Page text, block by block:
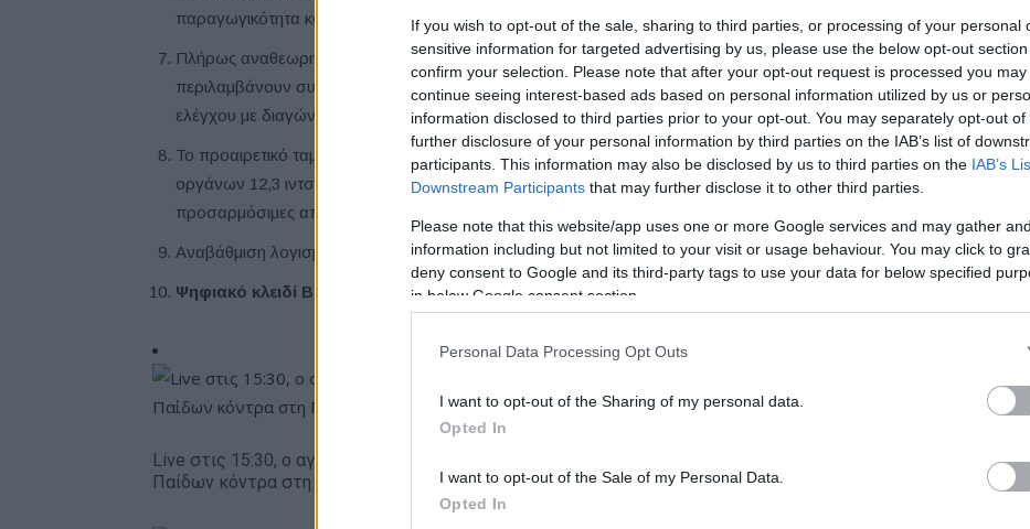
If you wish to opt-out of the sale, sharing to third parties, or processing of your personal
sensitive information for targeted advertising by us, please use the below opt-out
confirm your selection. Please note that after your opt-out request is processed you may
continue seeing interest-based ads based on personal information utilized by us or
information disclosed to third parties prior to your opt-out. You may separately opt-out of
further disclosure of your personal information by third parties on the IAB’s list of
participants. This information may also be disclosed by us to third parties on the IAB’s
Downstream Participants that may further disclose it to other third parties.
Please note that this website/app uses one or more Google services and may gather
information including but not limited to your visit or usage behaviour. You may click to
deny consent to Google and its third-party tags to use your data for below specified
in below Google consent section.
Personal Data Processing Opt Outs
I want to opt-out of the Sharing of my personal data.
Opted In
I want to opt-out of the Sale of my Personal Data.
Opted In
παραγωγικότητα και την ψυχαγωγία στο αυτοκίνητο.
Πλήρως αναθεωρημένο σύστημα ελέγχου και απεικόνισης. Οι βασικές προδιαγραφές
περιλαμβάνουν συγκρότημα οργάνων με μέγεθος οθόνης αυξημένο στις 5,7 ίντσες και απεικόνιση
ελέγχου με διαγώνιο οθόνη από 6,5 έως 8,8 ίντσες.
Το προαιρετικό ταμπλό BMW Live Cockpit Professional
έρχεται με ένα πλήρως ψηφιακό πίνακα
οργάνων 12,3 ιντσών και μια οθόνη ελέγχου 10,25 ιντσών με ειδικά σχεδιασμένες, ρυθμιζόμενες και
προσαρμόσιμες απεικονίσεις.
Αναβάθμιση λογισμικού εξ αποστάσεως.
Ψηφιακό κλειδί BMW για πρόσβαση στο αυτοκίνητο και εκκίνηση κινητήρα μέσω smartphone.
Live στις 15:30, ο αγώνας της Εθνικής
Παίδων κόντρα στη Γεωργία
Νεανίδων απέναντι στην Ισλανδία